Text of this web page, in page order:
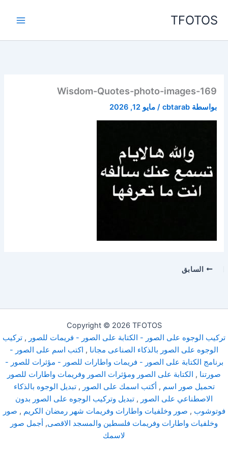
TFOTOS
Wisdom-Quotes-photo-images-169
بواسطة cbtarab
/مايو 12, 2026
السابق
Copyright © 2026 TFOTOS
تركيب الوجوه على الصور - الكتابة على الصور - فريمات للصور , تركيب
الوجوه على الصور بالذكاء الصناعى مجانا , اكتب اسم على الصور -
برنامج الكتابة على الصور - فريمات واطارات للصور - مؤثرات للصور -
صورتنا , الكتابة على الصور ومؤثرات الصور وفريمات واطارات للصور
تحميل صور اسم , أكتب اسمك على الصور ,تبديل الوجوه بالذكاء
الاصطناعي على الصور , تبديل وتركيب الوجوه على الصور بدون
فوتوشوب , صور وخلفيات واطارات وفريمات شهر رمضان الكريم , صور
وخلفيات واطارات وفريمات فلسطين والمسجد الاقصى, أجمل صور
لاسمك